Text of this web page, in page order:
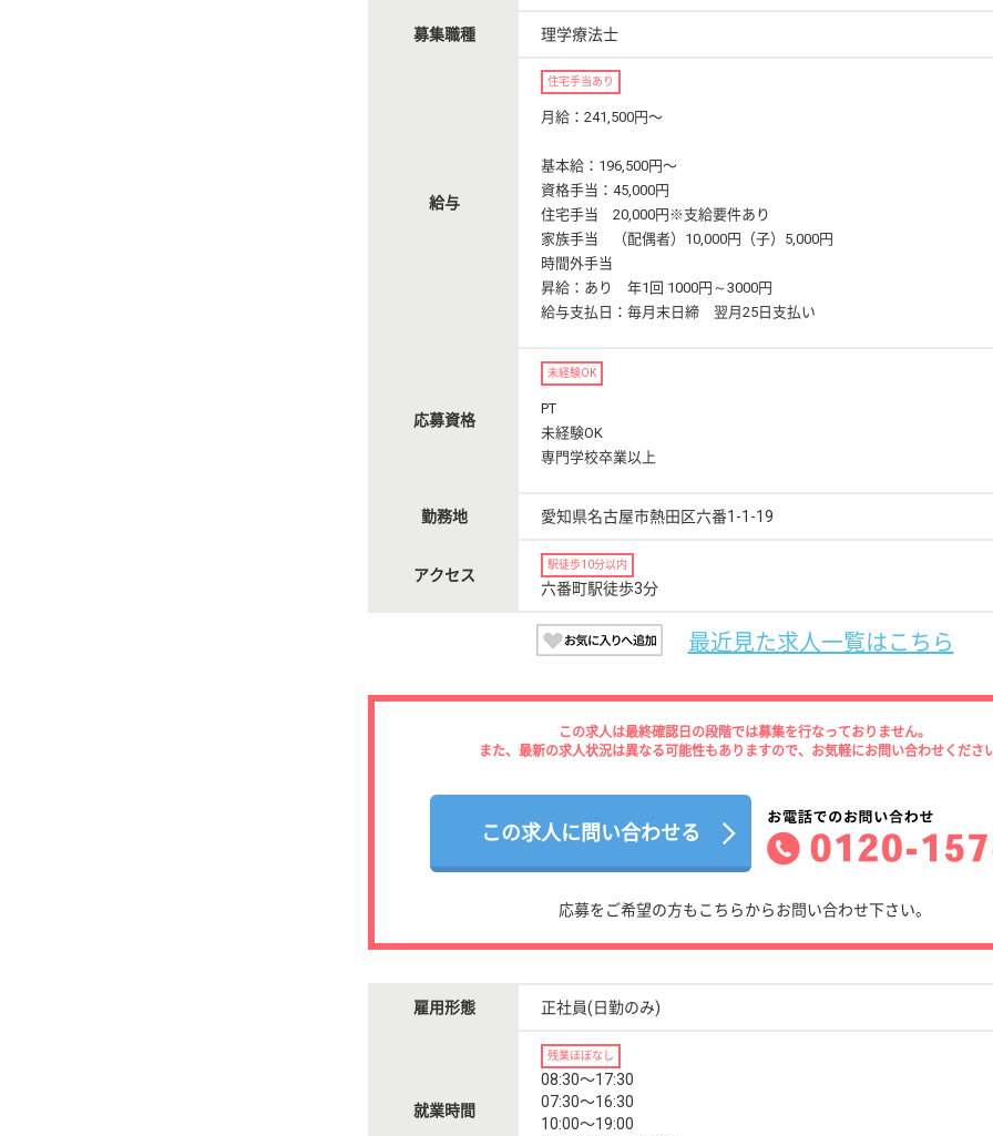
募集職種 理学療法士
給与
住宅手当あり
月給：241,500円〜
基本給：196,500円〜
資格手当：45,000円
住宅手当 20,000円※支給要件あり
家族手当 （配偶者）10,000円（子）5,000円
時間外手当
昇給：あり 年1回 1000円～3000円
給与支払日：毎月末日締 翌月25日支払い
応募資格
未経験OK
PT
未経験OK
専門学校卒業以上
勤務地 愛知県名古屋市熱田区六番1-1-19
アクセス
駅徒歩10分以内
六番町駅徒歩3分
最近見た求人一覧はこちら
この求人は最終確認日の段階では募集を行なっておりません。
また、最新の求人状況は異なる可能性もありますので、お気軽にお問い合わせくださ
この求人に問い合わせる
応募をご希望の方もこちらからお問い合わせ下さい。
雇用形態 正社員(日勤のみ)
就業時間
残業ほぼなし
08:30〜17:30
07:30〜16:30
10:00〜19:00